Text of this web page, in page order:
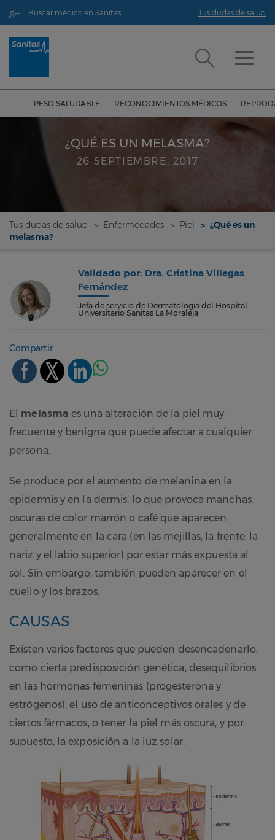
Buscar médico en Sanitas Tus dudas de salud
PESO SALUDABLE RECONOCIMIENTOS MÉDICOS
¿QUÉ ES UN MELASMA?
26 SEPTIEMBRE, 2017
Tus dudas de salud Enfermedades Piel
¿Qué es un
melasma?
Validado por: Dra. Cristina Villegas
Fernández
Jefa de servicio de Dermatología del Hospital
Universitario Sanitas La Moraleja.
Compartir
El melasma es una alteración de la piel muy
frecuente y benigna que puede afectar a cualquier
persona.
Se produce por el aumento de melanina en la
epidermis y en la dermis, lo que provoca manchas
oscuras de color marrón o café que aparecen
generalmente en la cara (en las mejillas, la frente, la
nariz y el labio superior) por estar más expuesta al
sol. Sin embargo, también pueden aparecer en el
cuello y los brazos.
CAUSAS
Existen varios factores que pueden desencadenarlo,
como cierta predisposición genética, desequilibrios
en las hormonas femeninas (progesterona y
estrógenos), el uso de anticonceptivos orales y de
ciertos fármacos, o tener la piel más oscura, y por
supuesto, la exposición a la luz solar.